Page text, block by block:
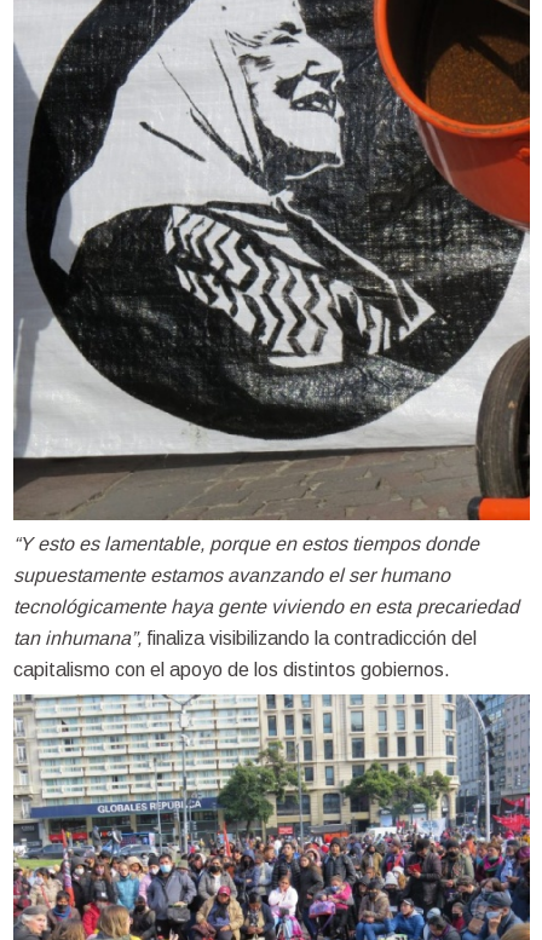
“Y esto es lamentable, porque en estos tiempos donde
supuestamente estamos avanzando el ser humano
tecnológicamente haya gente viviendo en esta precariedad
tan inhumana”, finaliza visibilizando la contradicción del
capitalismo con el apoyo de los distintos gobiernos.